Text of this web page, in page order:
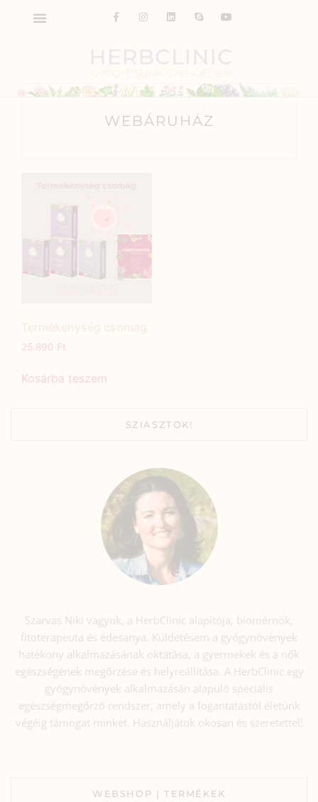
WEBÁRUHÁZ
25.890 Ft
Kosárba teszem
SZIASZTOK!
Szarvas Niki vagyok, a HerbClinic alapítója, biomérnök,
fitoterapeuta és édesanya. Küldetésem a gyógynövények
hatékony alkalmazásának oktatása, a gyermekek és a nők
egészségének megőrzése és helyreállítása. A HerbClinic egy
gyógynövények alkalmazásán alapuló speciális
egészségmegőrző rendszer, amely a fogantatástól életünk
végéig támogat minket. Használjátok okosan és szeretettel!
WEBSHOP | TERMÉKEK